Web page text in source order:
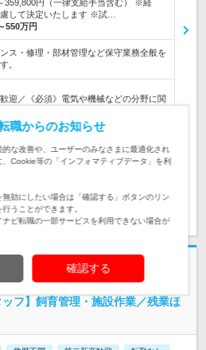
359,800円（一律支給手当含む） ※経
して決定いたします ※試…
550万円
ス・修理・部材管理など保守業務全般を
。
迎／《必須》電気や機械などの分野に関
島県
気になる
フ】飼育管理・施設作業／残業ほ
職からのお知らせ
な改善や、ユーザーのみなさまに最適化され
Cookie等の「インフォマティブデータ」を利
効にしたい場合は「確認する」ボタンのリン
うことができます。
ビ転職の一部サービスを利用できない場合が
確認する